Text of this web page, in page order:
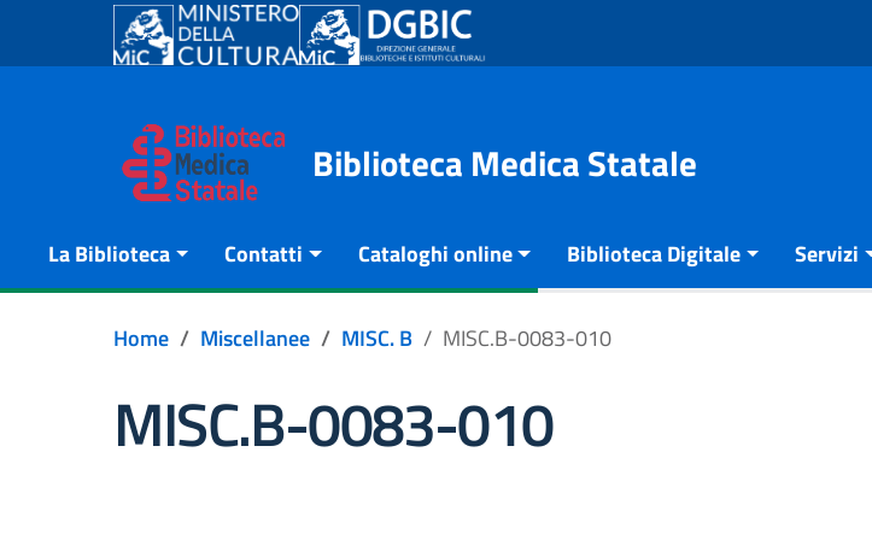
Go to content
Go to the navigation menu
Biblioteca Medica Statale
La Biblioteca Contatti Cataloghi online Biblioteca Digitale Servizi
Home Miscellanee MISC. B MISC.B-0083-010
MISC.B-0083-010